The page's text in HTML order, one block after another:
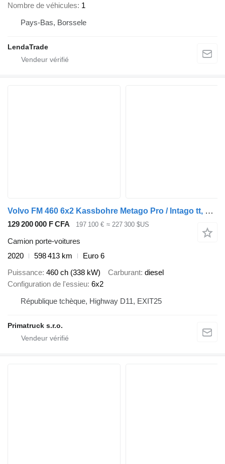
Nombre de véhicules 1
Pays-Bas, Borssele
LendaTrade
Volvo FM 460 6x2 Kassbohre Metago Pro / Intago tt, VDI
129 200 000 F CFA 197 100 € ≈ 227 300 $US
Camion porte-voitures
2020
598 413 km
Euro 6
Puissance 460 ch (338 kW) Carburant diesel
Configuration de l'essieu 6x2
République tchèque, Highway D11, EXIT25
Primatruck s.r.o.